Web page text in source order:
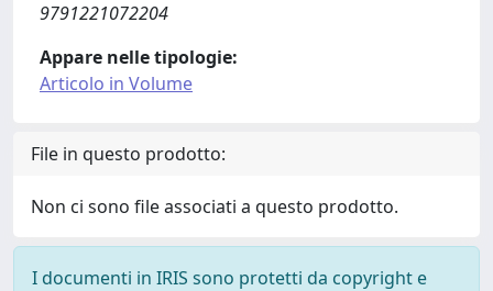
9791221072204
Appare nelle tipologie:
Articolo in Volume
File in questo prodotto:
Non ci sono file associati a questo prodotto.
I documenti in IRIS sono protetti da copyright e